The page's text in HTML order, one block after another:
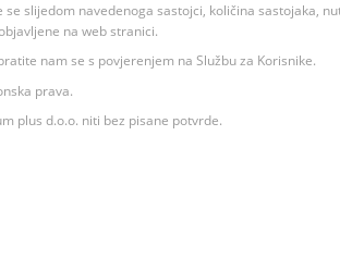
slijedom navedenoga sastojci, količina sastojaka,
na web stranici.
nam se s povjerenjem na Službu za Korisnike.
prava.
plus d.o.o. niti bez pisane potvrde.